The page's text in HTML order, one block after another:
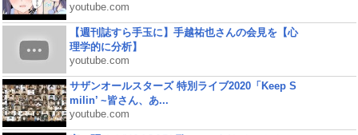
youtube.com
【週刊誌すら手玉に】手越祐也さんの会見を【心
理学的に分析】
youtube.com
サザンオールスターズ 特別ライブ2020「Keep S
milin’ ~皆さん、あ...
youtube.com